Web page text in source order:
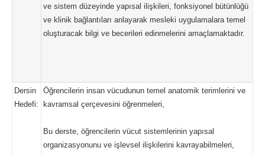
ve sistem düzeyinde yapısal ilişkileri, fonksiyonel bütünlüğü
ve klinik bağlantıları anlayarak mesleki uygulamalara temel
oluşturacak bilgi ve becerileri edinmelerini amaçlamaktadır.
Dersin
Hedefi:
Öğrencilerin insan vücudunun temel anatomik terimlerini ve
kavramsal çerçevesini öğrenmeleri,
Bu derste, öğrencilerin vücut sistemlerinin yapısal
organizasyonunu ve işlevsel ilişkilerini kavrayabilmeleri,